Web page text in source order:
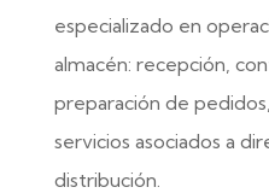
especializado en
almacén: recepción,
preparación de
servicios asociados a
distribución.